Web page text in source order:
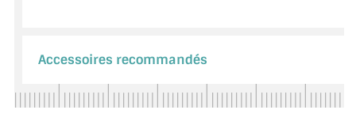
Accessoires recommandés